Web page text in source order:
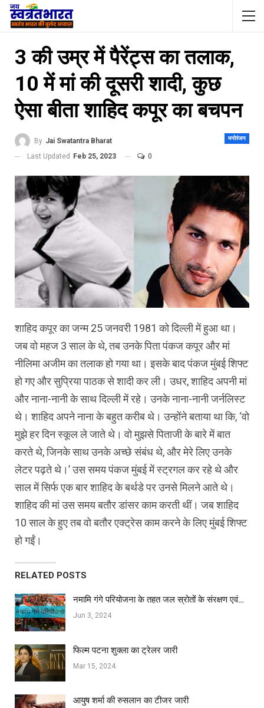
3 की उम्र में पैरेंट्स का तलाक,
10 में मां की दूसरी शादी, कुछ
ऐसा बीता शाहिद कपूर का बचपन
मनोरंजन
By Jai Swatantra Bharat
Last Updated Feb 25, 2023 0
शाहिद कपूर का जन्म 25 जनवरी 1981 को दिल्ली में हुआ था।
जब वो महज 3 साल के थे, तब उनके पिता पंकज कपूर और मां
नीलिमा अजीम का तलाक हो गया था। इसके बाद पंकज मुंबई शिफ्ट
हो गए और सुप्रिया पाठक से शादी कर ली। उधर, शाहिद अपनी मां
और नाना-नानी के साथ दिल्ली में रहे। उनके नाना-नानी जर्नलिस्ट
थे। शाहिद अपने नाना के बहुत करीब थे। उन्होंने बताया था कि, ‘वो
मुझे हर दिन स्कूल ले जाते थे। वो मुझसे पिताजी के बारे में बात
करते थे, जिनके साथ उनके अच्छे संबंध थे, और मेरे लिए उनके
लेटर पढ़ते थे।’ उस समय पंकज मुंबई में स्ट्रगल कर रहे थे और
साल में सिर्फ एक बार शाहिद के बर्थडे पर उनसे मिलने आते थे।
शाहिद की मां उस समय बतौर डांसर काम करती थीं। जब शाहिद
10 साल के हुए तब वो बतौर एक्ट्रेस काम करने के लिए मुंबई शिफ्ट
हो गईं।
RELATED POSTS
नमामि गंगे परियोजना के तहत जल स्रोतों के संरक्षण एवं…
Jun 3, 2024
फिल्‍म पटना शुक्ला का ट्रेलर जारी
Mar 15, 2024
आयुष शर्मा की रुसलान का टीजर जारी